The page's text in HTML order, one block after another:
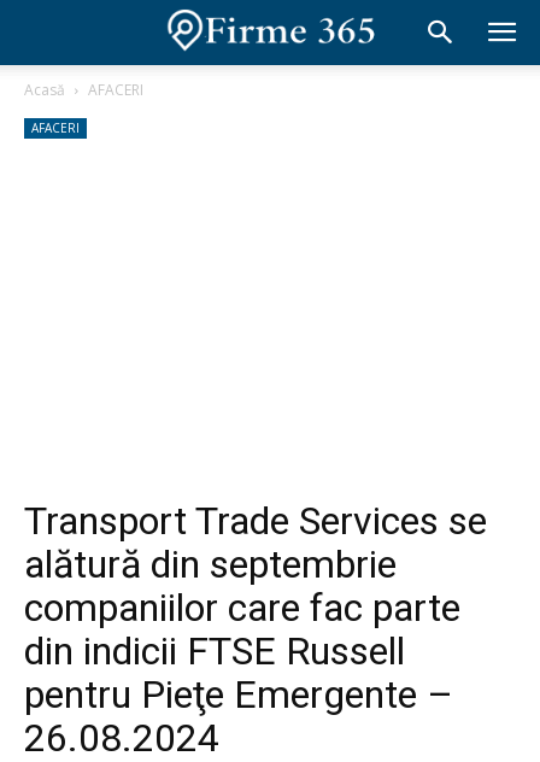
Acasă AFACERI
AFACERI
Transport Trade Services se
alătură din septembrie
companiilor care fac parte
din indicii FTSE Russell
pentru Pieţe Emergente –
26.08.2024